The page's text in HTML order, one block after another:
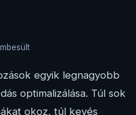
egyik legnagyobb
optimalizálása. Túl sok
okoz, túl kevés